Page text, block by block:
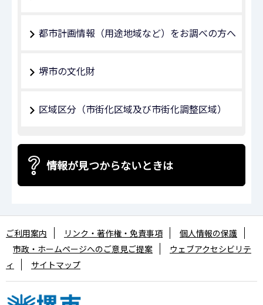
都市計画情報（用途地域など）をお調べの方へ
堺市の文化財
区域区分（市街化区域及び市街化調整区域）
情報が見つからないときは
ご利用案内 リンク・著作権・免責事項
個人情報の保護
市政・ホームページへのご意見ご提案
ウェブアクセシビリテ
ィ
サイトマップ